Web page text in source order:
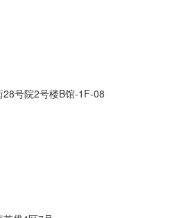
号院2号楼B馆-1F-08